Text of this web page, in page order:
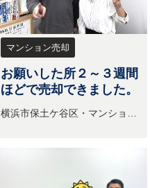
マンション売却
お願いした所２～３週間
ほどで売却できました。
横浜市保土ケ谷区・マンション